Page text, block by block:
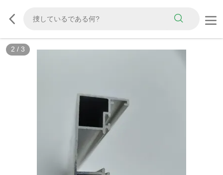
2 / 3